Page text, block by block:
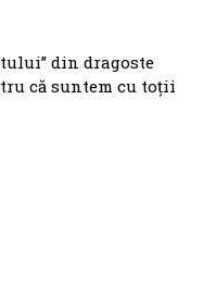
din dragoste
că suntem cu toții